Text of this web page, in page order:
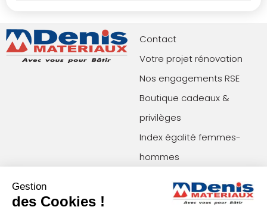
Contact
Votre projet rénovation
Nos engagements RSE
Boutique cadeaux &
privilèges
Index égalité femmes-
hommes
Paiements acceptés Restons en contact !
Gestion
des Cookies !